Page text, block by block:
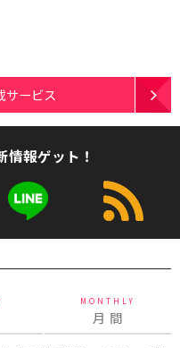
サービス
情報ゲット！
MONTHLY
月 間